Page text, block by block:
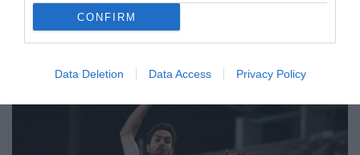
CONFIRM
Data Deletion Data Access Privacy Policy
πήρε το ασημένιο στα 800μ. μετά από
μια συγκλονιστική κούρσα
Έχασε για 5 εκατοστά του δευτερολέπτου την πρωτιά